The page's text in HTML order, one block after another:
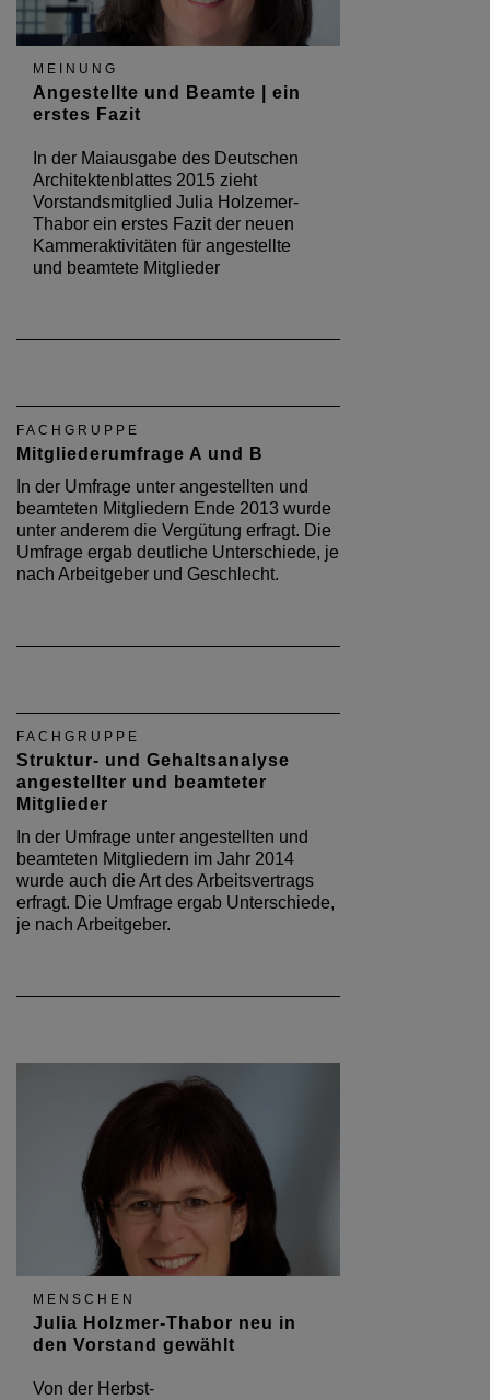
MEINUNG
Angestellte und Beamte | ein
erstes Fazit
In der Maiausgabe des Deutschen
Architektenblattes 2015 zieht
Vorstandsmitglied Julia Holzemer-
Thabor ein erstes Fazit der neuen
Kammeraktivitäten für angestellte
und beamtete Mitglieder
FACHGRUPPE
Mitgliederumfrage A und B
In der Umfrage unter angestellten und
beamteten Mitgliedern Ende 2013 wurde
unter anderem die Vergütung erfragt. Die
Umfrage ergab deutliche Unterschiede, je
nach Arbeitgeber und Geschlecht.
FACHGRUPPE
Struktur- und Gehaltsanalyse
angestellter und beamteter
Mitglieder
In der Umfrage unter angestellten und
beamteten Mitgliedern im Jahr 2014
wurde auch die Art des Arbeitsvertrags
erfragt. Die Umfrage ergab Unterschiede,
je nach Arbeitgeber.
MENSCHEN
Julia Holzmer-Thabor neu in
den Vorstand gewählt
Von der Herbst-